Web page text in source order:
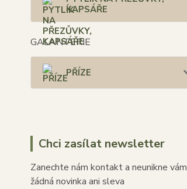
KAPSÁŘE
GALANTERIE
PŘÍZE
Chci zasílat newsletter
Zanechte nám kontakt a neunikne vám
žádná novinka ani sleva